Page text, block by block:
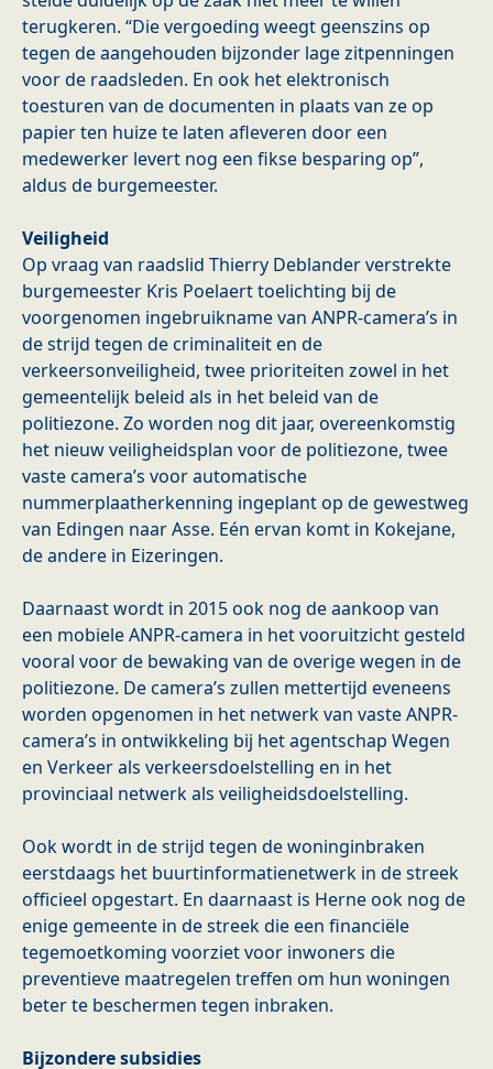
terugkeren. “Die vergoeding weegt geenszins op
tegen de aangehouden bijzonder lage zitpenningen
voor de raadsleden. En ook het elektronisch
toesturen van de documenten in plaats van ze op
papier ten huize te laten afleveren door een
medewerker levert nog een fikse besparing op”,
aldus de burgemeester.
Veiligheid
Op vraag van raadslid Thierry Deblander verstrekte
burgemeester Kris Poelaert toelichting bij de
voorgenomen ingebruikname van ANPR-camera’s in
de strijd tegen de criminaliteit en de
verkeersonveiligheid, twee prioriteiten zowel in het
gemeentelijk beleid als in het beleid van de
politiezone. Zo worden nog dit jaar, overeenkomstig
het nieuw veiligheidsplan voor de politiezone, twee
vaste camera’s voor automatische
nummerplaatherkenning ingeplant op de gewestweg
van Edingen naar Asse. Eén ervan komt in Kokejane,
de andere in Eizeringen.
Daarnaast wordt in 2015 ook nog de aankoop van
een mobiele ANPR-camera in het vooruitzicht gesteld
vooral voor de bewaking van de overige wegen in de
politiezone. De camera’s zullen mettertijd eveneens
worden opgenomen in het netwerk van vaste ANPR-
camera’s in ontwikkeling bij het agentschap Wegen
en Verkeer als verkeersdoelstelling en in het
provinciaal netwerk als veiligheidsdoelstelling.
Ook wordt in de strijd tegen de woninginbraken
eerstdaags het buurtinformatienetwerk in de streek
officieel opgestart. En daarnaast is Herne ook nog de
enige gemeente in de streek die een financiële
tegemoetkoming voorziet voor inwoners die
preventieve maatregelen treffen om hun woningen
beter te beschermen tegen inbraken.
Bijzondere subsidies